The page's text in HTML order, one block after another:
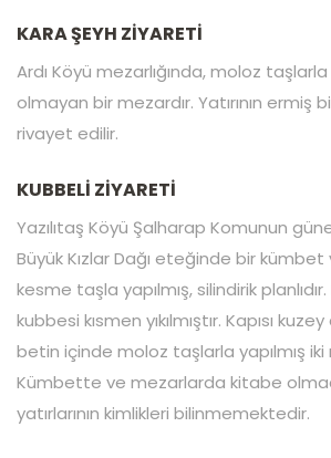
KARA ŞEYH ZİYARETİ
Ardı Köyü mezarlığında, moloz
olmayan bir mezardır. Yatırının ermiş
rivayet edilir.
KUBBELİ ZİYARETİ
Yazılıtaş Köyü Şalharap Komunun
Büyük Kızlar Dağı eteğinde bir kümbet
kesme taşla yapılmış, silindirik
kubbesi kısmen yıkılmıştır. Kapısı
betin içinde moloz taşlarla yapılmış iki
Kümbette ve mezarlarda kitabe
yatırlarının kimlikleri bilinmemektedir.